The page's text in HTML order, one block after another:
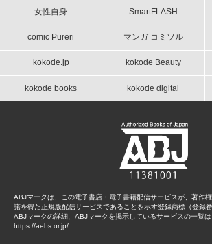
女性自身 SmartFLASH
comic Pureri マンガ コミソル
kokode.jp kokode Beauty
kokode books kokode digital
ABJマークは、この電子書店・電子書籍配信サービスが、著作
諾を得た正規版配信サービスであることを示す登録商標（登録
ABJマークの詳細、ABJマークを掲示しているサービスの一覧は
https://aebs.or.jp/